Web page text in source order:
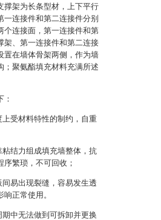
撑架为长条型材，上下平行
连接件和第二连接件分别
个连接面，第一连接件和第
架、第一连接件和第二连接
置在墙体骨架两侧，作为墙
；聚氨酯填充材料充满所述
：
受材料特性的制约，自重
结力组成填充墙整体，抗
繁琐，不可回收；
易出现裂缝，容易发生透
正常使用。
中无法做到可拆卸并更换